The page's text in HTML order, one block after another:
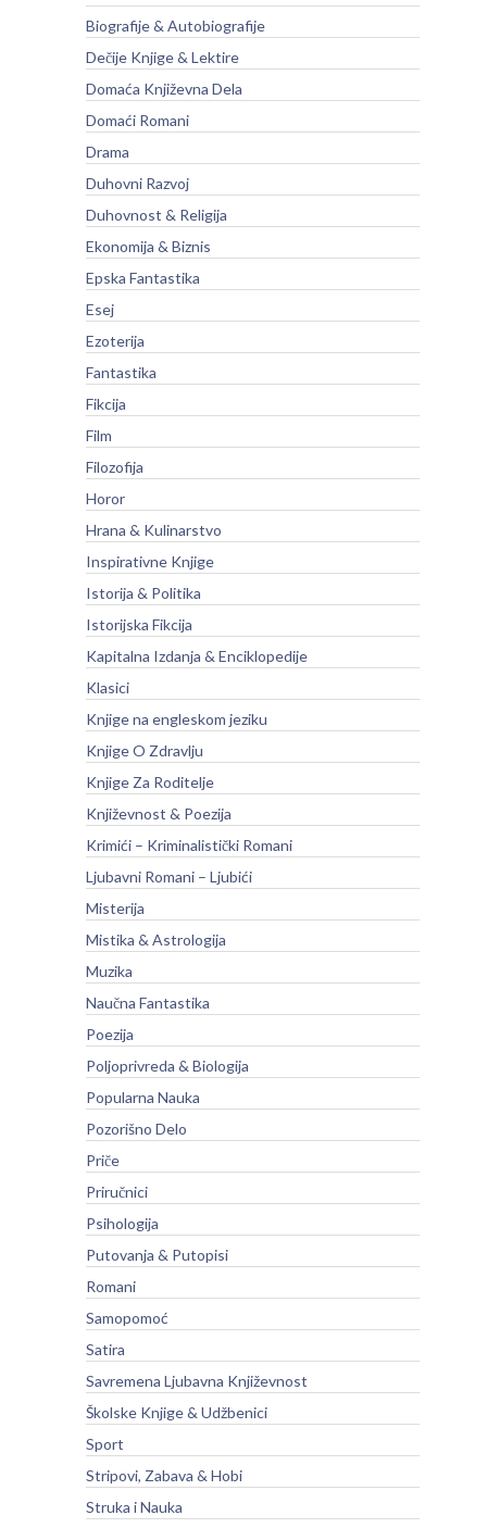
Biografije & Autobiografije
Dečije Knjige & Lektire
Domaća Književna Dela
Domaći Romani
Drama
Duhovni Razvoj
Duhovnost & Religija
Ekonomija & Biznis
Epska Fantastika
Esej
Ezoterija
Fantastika
Fikcija
Film
Filozofija
Horor
Hrana & Kulinarstvo
Inspirativne Knjige
Istorija & Politika
Istorijska Fikcija
Kapitalna Izdanja & Enciklopedije
Klasici
Knjige na engleskom jeziku
Knjige O Zdravlju
Knjige Za Roditelje
Književnost & Poezija
Krimići – Kriminalistički Romani
Ljubavni Romani – Ljubići
Misterija
Mistika & Astrologija
Muzika
Naučna Fantastika
Poezija
Poljoprivreda & Biologija
Popularna Nauka
Pozorišno Delo
Priče
Priručnici
Psihologija
Putovanja & Putopisi
Romani
Samopomoć
Satira
Savremena Ljubavna Književnost
Školske Knjige & Udžbenici
Sport
Stripovi, Zabava & Hobi
Struka i Nauka